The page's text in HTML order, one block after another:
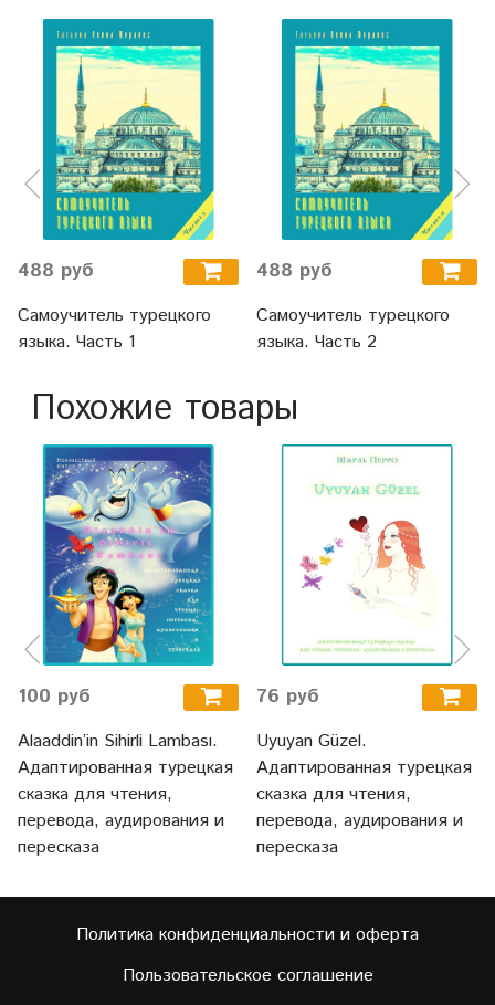
488 руб
Самоучитель турецкого
языка. Часть 1
488 руб
Самоучитель турецкого
языка. Часть 2
Похожие товары
100 руб
Alaaddin’in Sihirli Lambası.
Адаптированная турецкая
сказка для чтения,
перевода, аудирования и
пересказа
76 руб
Uyuyan Güzel.
Адаптированная турецкая
сказка для чтения,
перевода, аудирования и
пересказа
Политика конфиденциальности и оферта
Пользовательское соглашение